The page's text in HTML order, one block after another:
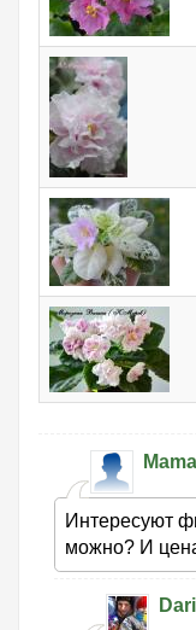
Интересуют
можно? И